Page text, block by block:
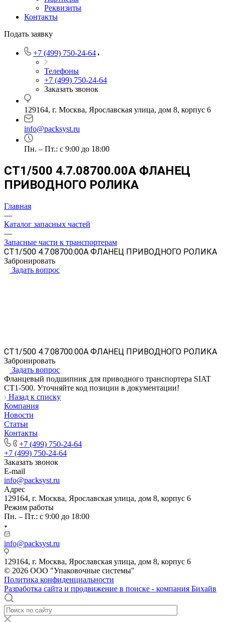
Реквизиты
Контакты
Подать заявку
+7 (499) 750-24-64
Телефоны
+7 (499) 750-24-64
Заказать звонок
129164, г. Москва, Ярославская улица, дом 8, корпус 6
info@packsyst.ru
Пн. – Пт.: с 9:00 до 18:00
CT1/500 4.7.08700.00A ФЛАНЕЦ
ПРИВОДНОГО РОЛИКА
Главная
—
Каталог запасных частей
—
Запасные части к транспортерам
CT1/500 4.7.08700.00A ФЛАНЕЦ ПРИВОДНОГО РОЛИКА
Забронировать
Задать вопрос
CT1/500 4.7.08700.00A ФЛАНЕЦ ПРИВОДНОГО РОЛИКА
Забронировать
Задать вопрос
Фланцевый подшипник для приводного транспортера SIAT
CT1-500. Уточняйте код позиции в документации!
Назад к списку
Компания
Новости
Статьи
Контакты
+7 (499) 750-24-64
+7 (499) 750-24-64
Заказать звонок
E-mail
info@packsyst.ru
Адрес
129164, г. Москва, Ярославская улица, дом 8, корпус 6
Режим работы
Пн. – Пт.: с 9:00 до 18:00
info@packsyst.ru
129164, г. Москва, Ярославская улица, дом 8, корпус 6
© 2026 ООО "Упаковочные системы"
Политика конфиденциальности
Разработка сайта и продвижение в поиске - компания Бихайв